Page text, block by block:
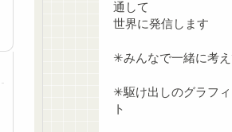
通して
世界に発信します
✳︎みんなで一緒に考え
✳︎駆け出しのグラフ
ト